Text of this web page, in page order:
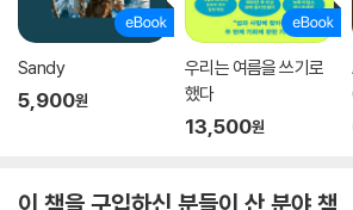
“사실, 자신의 의견을 표현하기 위한 시간과 자유
종적이며 결코 틀리지 않는 재판관이 될 것이다. 그
이 부인』을 독자에게 맡기고 법정을 떠나는 바이
수년을 더 살게 하든, 평결은 어떤 경우에든 정당
Sandy
5,900원
우리는 여름을 쓰기로
했다
13,500원
이 책을 구입하신 분들이 산 분야 책